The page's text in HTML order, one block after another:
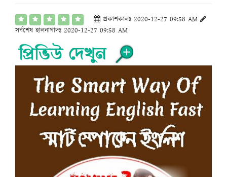
প্রকাশকালঃ 2020-12-27 09:58 AM
সর্বশেষ হালনাগাদঃ 2020-12-27 09:58 AM